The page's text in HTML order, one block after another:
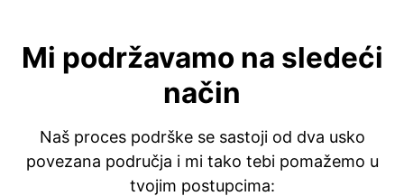
Mi podržavamo na sledeći
način
Naš proces podrške se sastoji od dva usko
povezana područja i mi tako tebi pomažemo u
tvojim postupcima: